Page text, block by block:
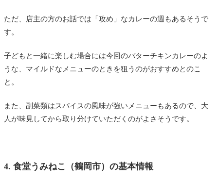
ただ、店主の方のお話では「攻め」なカレーの週もあるそうで
す。
子どもと一緒に楽しむ場合には今回のバターチキンカレーのよ
うな、マイルドなメニューのときを狙うのがおすすめとのこ
と。
また、副菜類はスパイスの風味が強いメニューもあるので、大
人が味見してから取り分けていただくのがよさそうです。
4. 食堂うみねこ（鶴岡市）の基本情報